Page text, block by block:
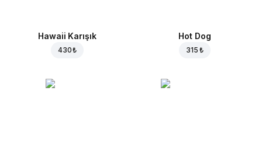
Hawaii Karışık
430 ₺
Hot Dog
315 ₺